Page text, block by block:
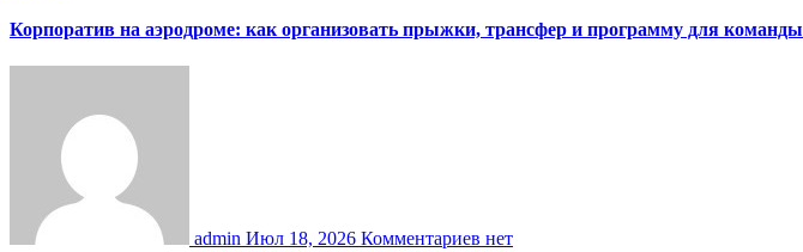
Корпоратив на аэродроме: как организовать прыжки, трансфер и программу для команды
admin Июл 18, 2026 Комментариев нет